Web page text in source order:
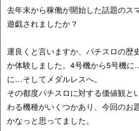
去年末から稼働が開始した話題のス
遊戯されましたか？
運良くと言いますか、パチスロの歴
か体験しました。4号機から5号機
に…そしてメダルレスへ。
その都度パチスロに対する価値観と
わる機種がいくつかあり、今回のお
かなっと思ってました。